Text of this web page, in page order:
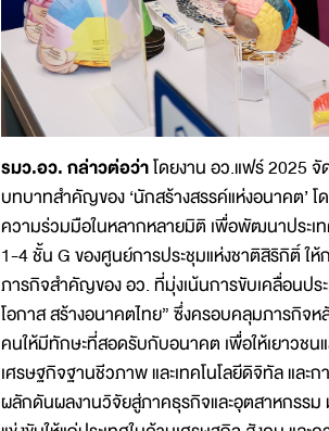
รมว.อว. กล่าวต่อว่าโดยงาน อว.แฟร์ 2025 จั
บทบาทสำคัญของ ‘นักสร้างสรรค์แห่งอนาคต’
ความร่วมมือในหลากหลายมิติ เพื่อพัฒนาประเ
1-4 ชั้น G ของศูนย์การประชุมแห่งชาติสิริกิติ์ ใ
ภารกิจสำคัญของ อว. ที่มุ่งเน้นการขับเคลื่อนป
โอกาส สร้างอนาคตไทย” ซึ่งครอบคลุมภารกิจ
คนให้มีทักษะที่สอดรับกับอนาคต เพื่อให้เยาวชน
เศรษฐกิจฐานชีวภาพ และเทคโนโลยีดิจิทัล แล
ผลักดันผลงานวิจัยสู่ภาคธุรกิจและอุตสาหกรรม